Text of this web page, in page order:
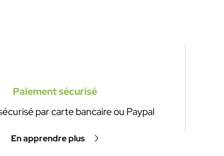
Paiement sécurisé
par carte bancaire ou Paypal
En apprendre plus